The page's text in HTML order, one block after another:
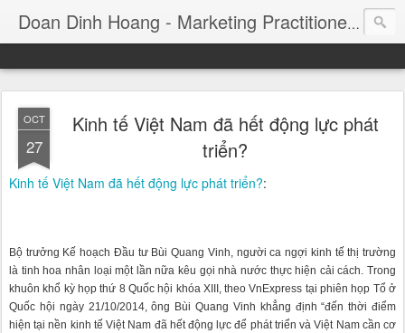
Doan Dinh Hoang - Marketing Practitioner
OCT
27
Kinh tế Việt Nam đã hết động lực phát
triển?
Kinh tế Việt Nam đã hết động lực phát triển?:
Bộ trưởng Kế hoạch Đầu tư Bùi Quang Vinh, người ca ngợi kinh tế thị trường
là tinh hoa nhân loại một lần nữa kêu gọi nhà nước thực hiện cải cách. Trong
khuôn khổ kỳ họp thứ 8 Quốc hội khóa XIII, theo VnExpress tại phiên họp Tổ ở
Quốc hội ngày 21/10/2014, ông Bùi Quang Vinh khẳng định “đến thời điểm
hiện tại nền kinh tế Việt Nam đã hết động lực để phát triển và Việt Nam cần cơ